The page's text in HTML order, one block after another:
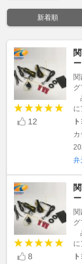
新着順
12
関
グ
カ
弁
8
関
グ